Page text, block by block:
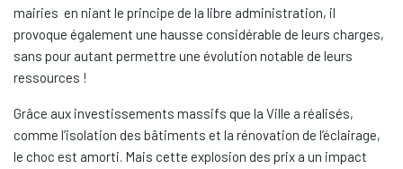
mairies en niant le principe de la libre administration, il
provoque également une hausse considérable de leurs charges,
sans pour autant permettre une évolution notable de leurs
ressources !
Grâce aux investissements massifs que la Ville a réalisés,
comme l’isolation des bâtiments et la rénovation de l’éclairage,
le choc est amorti. Mais cette explosion des prix a un impact